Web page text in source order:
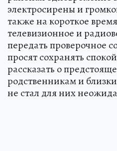
электросирены и
также на короткое
телевизионное и
передать проверочное
просят сохранять
рассказать о
родственникам и
не стал для них